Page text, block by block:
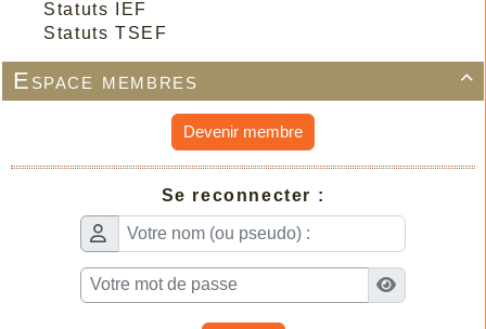
Statuts IEF
Statuts TSEF

Espace membres
Devenir membre
Se reconnecter :